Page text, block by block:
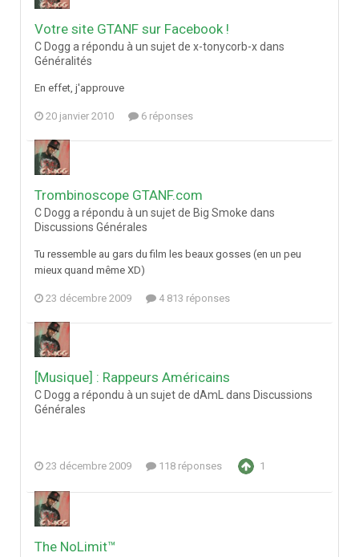
Votre site GTANF sur Facebook !
C Dogg a répondu à un sujet de x-tonycorb-x dans
Généralités
En effet, j'approuve
20 janvier 2010 6 réponses
Trombinoscope GTANF.com
C Dogg a répondu à un sujet de Big Smoke dans
Discussions Générales
Tu ressemble au gars du film les beaux gosses (en un peu
mieux quand même XD)
23 décembre 2009 4 813 réponses
[Musique] : Rappeurs Américains
C Dogg a répondu à un sujet de dAmL dans Discussions
Générales
23 décembre 2009 118 réponses 1
The NoLimit™